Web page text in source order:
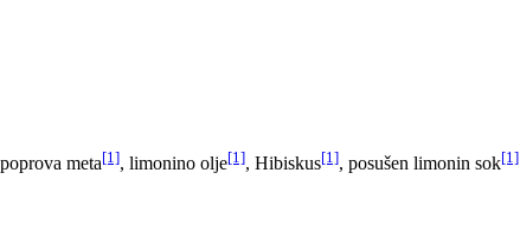
meta[1], limonino olje[1], Hibiskus[1], posušen limonin sok[1]